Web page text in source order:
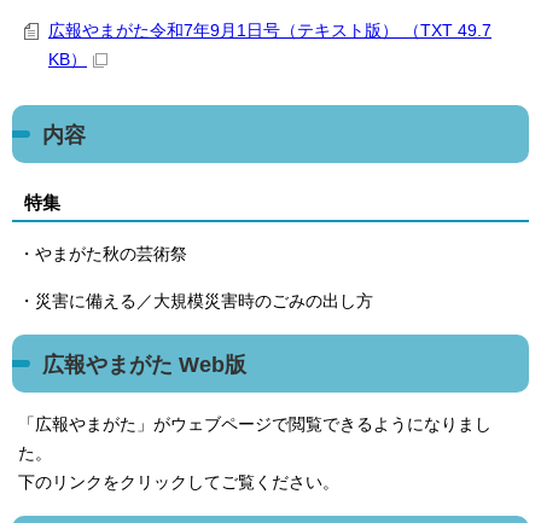
広報やまがた令和7年9月1日号（テキスト版） （TXT 49.7
KB）
内容
特集
・やまがた秋の芸術祭
・災害に備える／大規模災害時のごみの出し方
広報やまがた Web版
「広報やまがた」がウェブページで閲覧できるようになりまし
た。
下のリンクをクリックしてご覧ください。